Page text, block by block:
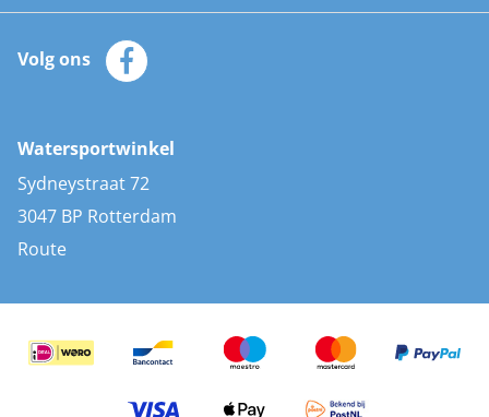
Automatische reddingsvesten
Zeilkleding
Zonnepanelen
AIS transponders
Stootwillen en fenders
Bootkussens
Zwemtrappen
Klantenservice
Merken
Volg ons
Watersportwinkel
Sydneystraat 72
3047 BP Rotterdam
Route